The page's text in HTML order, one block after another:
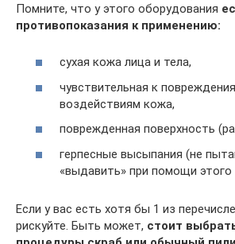
Помните, что у этого оборудования
противопоказания к применению:
сухая кожа лица и тела,
чувствительная к
воздействиям кожа,
поврежденная поверхность
герпесные высыпания (не
«выдавить» при помощи этого
Если у вас есть хотя бы 1 из
рискуйте. Быть может, стоит